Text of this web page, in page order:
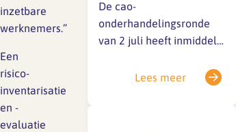
SFA magazine The Human
Factor
Boekentips
inzetbare
werknemers.”
Een
risico-
inventarisatie
en -
evaluatie
De cao-
onderhandelingsronde
van 2 juli heeft inmiddels
sociale partners zijn nog
Lees meer